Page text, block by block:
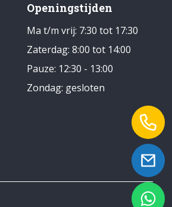
Openingstijden
Ma t/m vrij: 7:30 tot 17:30
Zaterdag: 8:00 tot 14:00
Pauze: 12:30 - 13:00
Zondag: gesloten